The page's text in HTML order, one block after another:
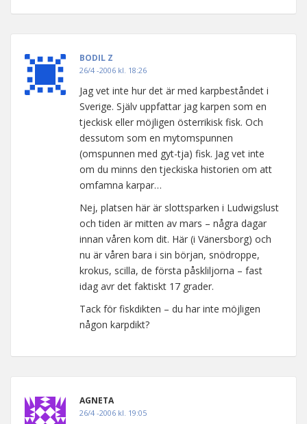
BODIL Z
26/4 -2006 kl. 18:26
Jag vet inte hur det är med karpbeståndet i
Sverige. Själv uppfattar jag karpen som en
tjeckisk eller möjligen österrikisk fisk. Och
dessutom som en mytomspunnen
(omspunnen med gyt-tja) fisk. Jag vet inte
om du minns den tjeckiska historien om att
omfamna karpar…
Nej, platsen här är slottsparken i Ludwigslust
och tiden är mitten av mars – några dagar
innan våren kom dit. Här (i Vänersborg) och
nu är våren bara i sin början, snödroppe,
krokus, scilla, de första påskliljorna – fast
idag avr det faktiskt 17 grader.
Tack för fiskdikten – du har inte möjligen
någon karpdikt?
AGNETA
26/4 -2006 kl. 19:05